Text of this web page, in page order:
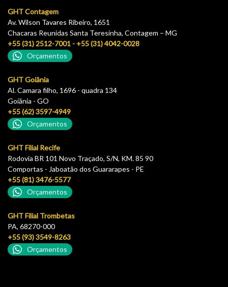
GHT Contagem
Av. Wilson Tavares Ribeiro, 1651
Chacaras Reunidas Santa Teresinha, Contagem – MG
+55 (31) 2512-7001 - +55 (31) 4042-0028
Orçamentos
GHT Goiânia
Al. Camara filho, 1696 - quadra 134
Goiãnia - GO
+55 (62) 3597-4949
Orçamentos
GHT Filial Recife
Rodovia BR 101 Novo Traçado, S/N, KM. 85 90
Comportas - Jaboatão dos Guararapes - PE
+55 (81) 3476-5577
Orçamentos
GHT Filial Trombetas
PA, 68270-000
+55 (93) 3549-8263
Orçamentos